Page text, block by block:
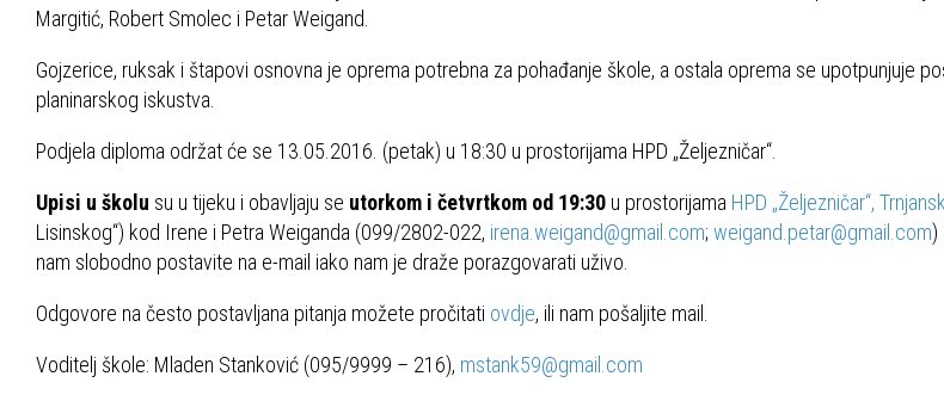
Margitić, Robert Smolec i Petar Weigand.
Gojzerice, ruksak i štapovi osnovna je oprema potrebna za pohađanje škole, a ostala oprema se upotpunjuje
planinarskog iskustva.
Podjela diploma održat će se 13.05.2016. (petak) u 18:30 u prostorijama HPD „Željezničar“.
Upisi u školu su u tijeku i obavljaju se utorkom i četvrtkom od 19:30 u prostorijama HPD „Željezničar“,
Lisinskog“) kod Irene i Petra Weiganda (099/2802-022, irena.weigand@gmail.com; weigand.petar@gmail.com)
nam slobodno postavite na e-mail iako nam je draže porazgovarati uživo.
Odgovore na često postavljana pitanja možete pročitati ovdje, ili nam pošaljite mail.
Voditelj škole: Mladen Stanković (095/9999 – 216), mstank59@gmail.com